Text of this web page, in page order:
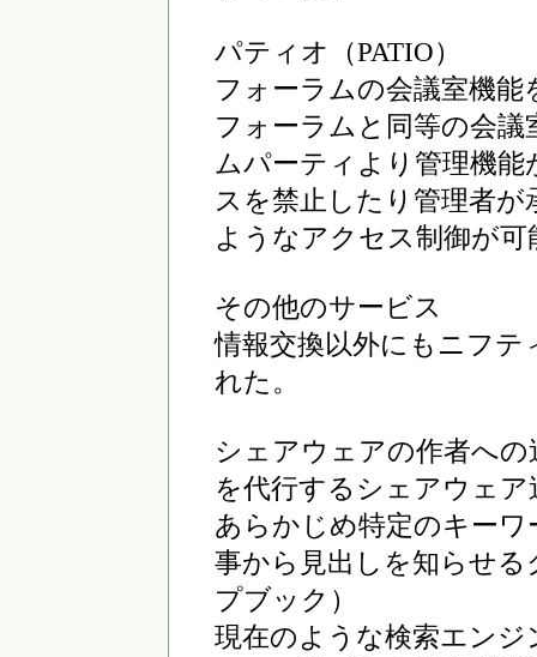
パティオ（PATIO）
フォーラムの会議室機
フォーラムと同等の会
ムパーティより管理機
スを禁止したり管理者
ようなアクセス制御が
その他のサービス
情報交換以外にもニフ
れた。
シェアウェアの作者へ
を代行するシェアウェ
あらかじめ特定のキー
事から見出しを知らせ
プブック）
現在のような検索エン